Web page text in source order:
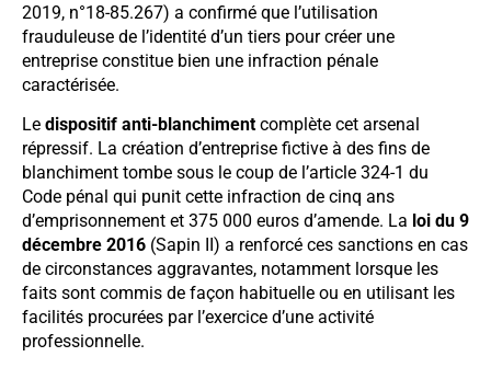
2019, n°18-85.267) a confirmé que l’utilisation
frauduleuse de l’identité d’un tiers pour créer une
entreprise constitue bien une infraction pénale
caractérisée.
Le dispositif anti-blanchiment complète cet arsenal
répressif. La création d’entreprise fictive à des fins de
blanchiment tombe sous le coup de l’article 324-1 du
Code pénal qui punit cette infraction de cinq ans
d’emprisonnement et 375 000 euros d’amende. La loi du 9
décembre 2016 (Sapin II) a renforcé ces sanctions en cas
de circonstances aggravantes, notamment lorsque les
faits sont commis de façon habituelle ou en utilisant les
facilités procurées par l’exercice d’une activité
professionnelle.